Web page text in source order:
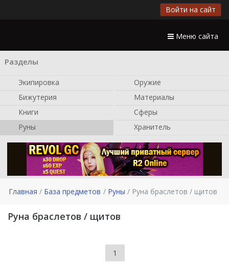
Войти на сайт
Меню сайта
Разделы
Экипировка
Оружие
Бижутерия
Материалы
Книги
Сферы
Руны
Хранитель
Главная База предметов Руны Руна браслетов / щитов
Руна браслетов / щитов
1